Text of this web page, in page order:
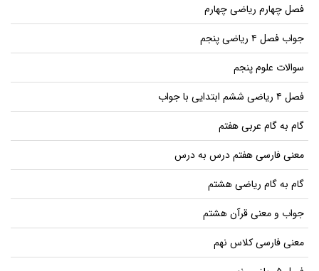
فصل چهارم ریاضی چهارم
جواب فصل ۴ ریاضی پنجم
سوالات علوم پنجم
فصل ۴ ریاضی ششم ابتدایی با جواب
گام به گام عربی هفتم
معنی فارسی هفتم درس به درس
گام به گام ریاضی هشتم
جواب و معنی قرآن هشتم
معنی فارسی کلاس نهم